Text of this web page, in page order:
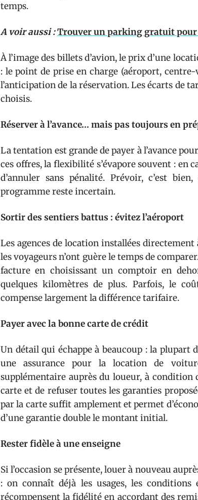
temps.
A voir aussi :Trouver un parking gratuit pour
À l’image des billets d’avion, le prix d’une
: le point de prise en charge (aéroport,
l’anticipation de la réservation. Les écarts de
choisis.
Réserver à l’avance… mais pas toujours en
La tentation est grande de payer à l’avance
ces offres, la flexibilité s’évapore souvent : en
d’annuler sans pénalité. Prévoir, c’est
programme reste incertain.
Sortir des sentiers battus : évitez l’aéroport
Les agences de location installées
les voyageurs n’ont guère le temps de
facture en choisissant un comptoir en
quelques kilomètres de plus. Parfois, le
compense largement la différence tarifaire.
Payer avec la bonne carte de crédit
Un détail qui échappe à beaucoup : la
une assurance pour la location de
supplémentaire auprès du loueur, à
carte et de refuser toutes les garanties
par la carte suffit amplement et permet
d’une garantie double le montant initial.
Rester fidèle à une enseigne
Si l’occasion se présente, louer à nouveau
: on connaît déjà les usages, les conditions
récompensent la fidélité en accordant des